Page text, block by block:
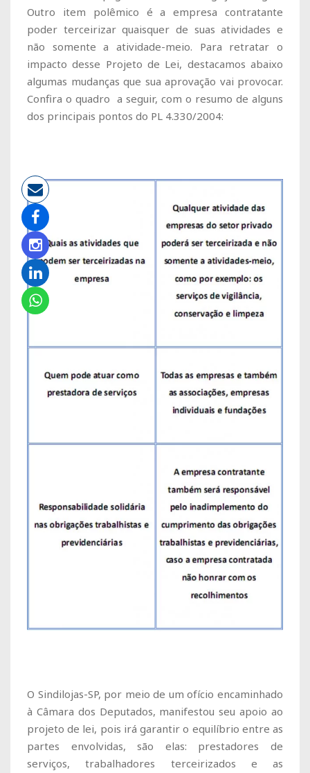
Outro item polêmico é a empresa contratante
poder terceirizar quaisquer de suas atividades e
não somente a atividade-meio. Para retratar o
impacto desse Projeto de Lei, destacamos abaixo
algumas mudanças que sua aprovação vai provocar.
Confira o quadro a seguir, com o resumo de alguns
dos principais pontos do PL 4.330/2004:
O Sindilojas-SP, por meio de um ofício encaminhado
à Câmara dos Deputados, manifestou seu apoio ao
projeto de lei, pois irá garantir o equilíbrio entre as
partes envolvidas, são elas: prestadores de
serviços, trabalhadores terceirizados e as